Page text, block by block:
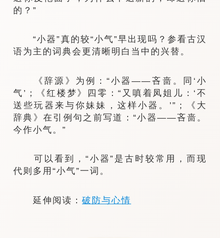
的？”
“小器”真的较“小气”早出现吗？参看古汉
语为主的词典会更清晰明白当中的兴替。
《辞源》为例：“小器——吝啬。同‘小
气’；《红楼梦》四零：“又嗔着凤姐儿：‘不
送些玩器来与你妹妹，这样小器。’”；《大
辞典》在引例句之前写道：“小器——吝啬。
今作小气。”
可以看到，“小器”是古时较常用，而现
代则多用“小气”一词。
延伸阅读：破防与心情